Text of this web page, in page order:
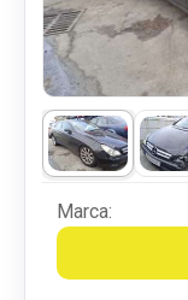
Marca: